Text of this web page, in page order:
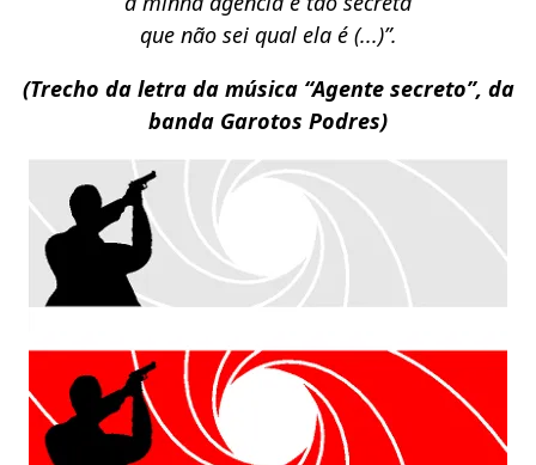
que não sei qual ela é (...)”.
(Trecho da letra da música “Agente secreto”, da
banda Garotos Podres)